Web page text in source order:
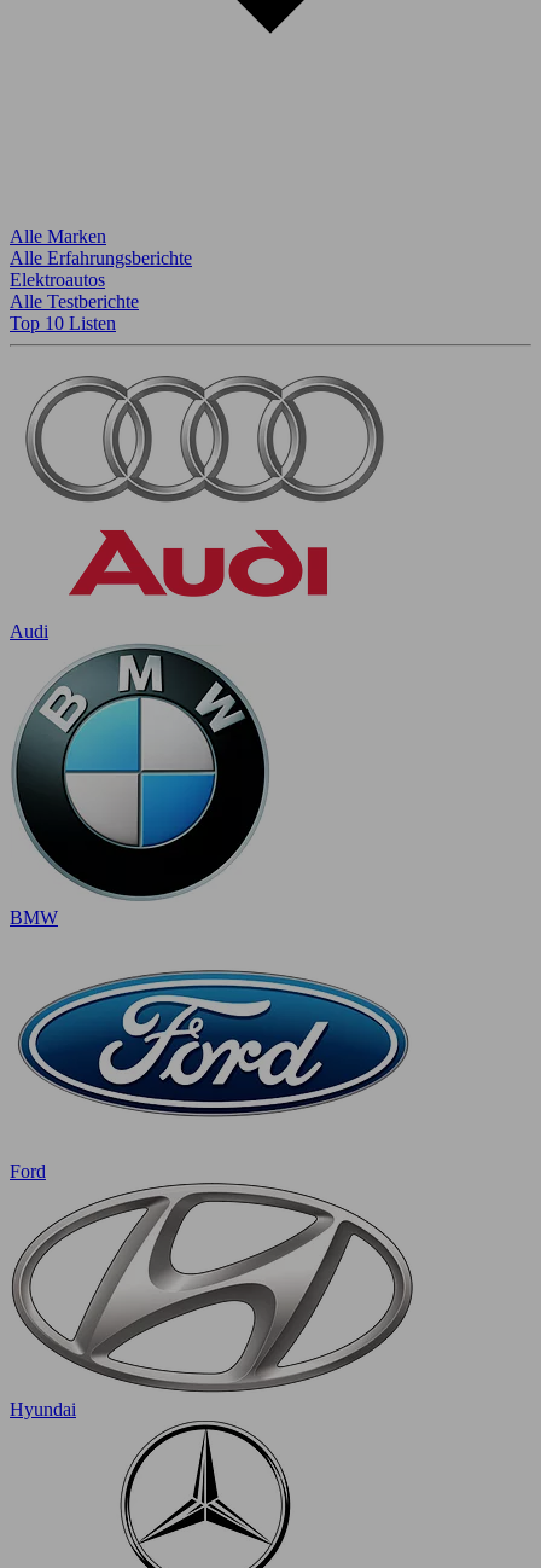
Alle Marken
Alle Erfahrungsberichte
Elektroautos
Alle Testberichte
Top 10 Listen
Audi
BMW
Ford
Hyundai